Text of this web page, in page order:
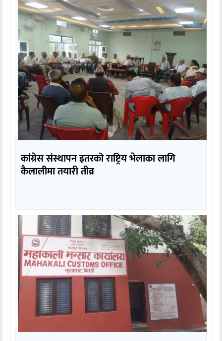
कांग्रेस संस्थापन इतरको राष्ट्रिय भेलाका लागि
कैलालीमा तयारी तीव्र